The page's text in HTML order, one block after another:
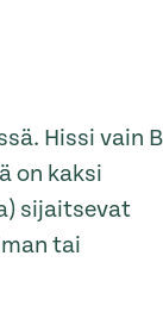
Hissi vain
on kaksi
sijaitsevat
tai